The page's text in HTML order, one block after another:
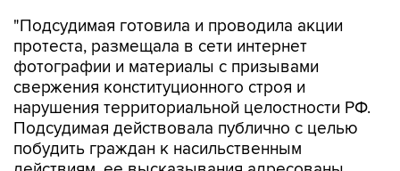
"Подсудимая готовила и проводила акции
протеста, размещала в сети интернет
фотографии и материалы с призывами
свержения конституционного строя и
нарушения территориальной целостности РФ.
Подсудимая действовала публично с целью
побудить граждан к насильственным